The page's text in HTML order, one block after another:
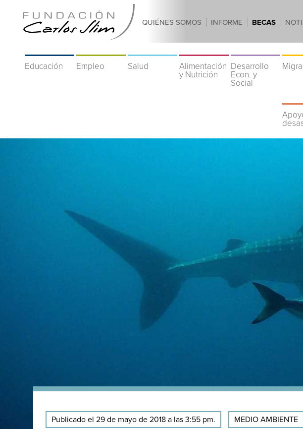
QUIÉNES SOMOS INFORME BECAS
Educación Empleo Salud
Alimentación
y Nutrición
Desarrollo
Econ. y
Social
Publicado el 29 de mayo de 2018 a las 3:55 pm. MEDIO AMBIENTE